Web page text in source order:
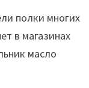
полки многих
в магазинах
масло